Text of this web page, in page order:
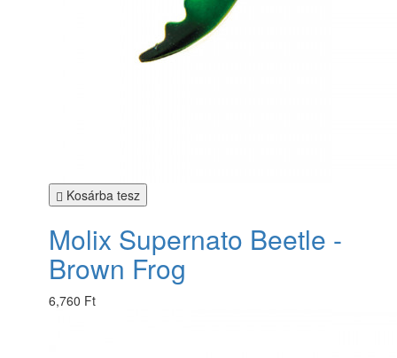
Kosárba tesz
Molix Supernato Beetle -
Brown Frog
6,760 Ft